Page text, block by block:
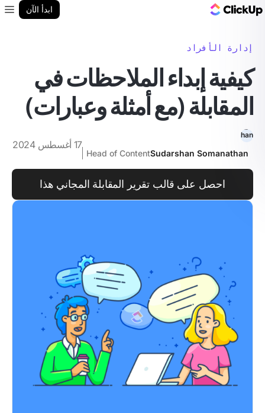
ابدأ الآن
إدارة الأفراد
كيفية إبداء الملاحظات في
المقابلة (مع أمثلة وعبارات)
Sudarshan Somanathan
Head of Content
17 أغسطس 2024
احصل على قالب تقرير المقابلة المجاني هذا